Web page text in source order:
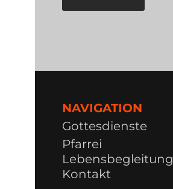
NAVIGATION
Gottesdienste
Pfarrei
Lebensbegleitung
Kontakt